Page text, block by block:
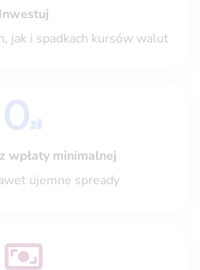
Inwestuj
jak i spadkach kursów walut
wpłaty minimalnej
ujemne spready